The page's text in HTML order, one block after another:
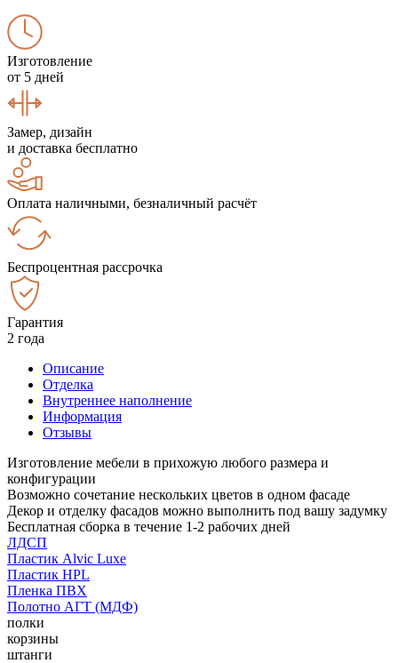
Изготовление
от 5 дней
Замер, дизайн
и доставка бесплатно
Оплата наличными, безналичный расчёт
Беспроцентная рассрочка
Гарантия
2 года
Описание
Отделка
Внутреннее наполнение
Информация
Отзывы
Изготовление мебели в прихожую любого размера и
конфигурации
Возможно сочетание нескольких цветов в одном фасаде
Декор и отделку фасадов можно выполнить под вашу задумку
Бесплатная сборка в течение 1-2 рабочих дней
ЛДСП
Пластик Alvic Luxe
Пластик HPL
Пленка ПВХ
Полотно АГТ (МДФ)
полки
корзины
штанги